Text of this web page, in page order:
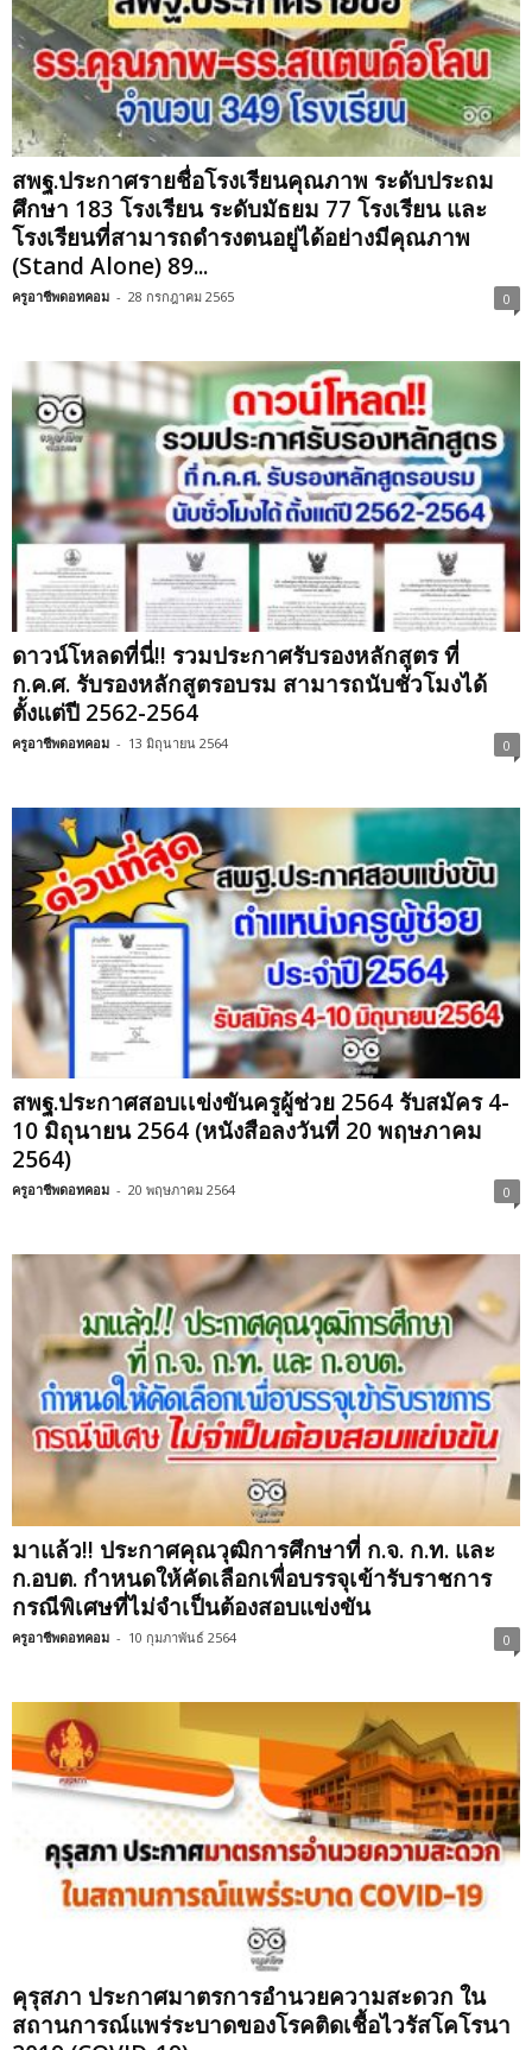
สพฐ.ประกาศรายชื่อโรงเรียนคุณภาพ ระดับประถม
ศึกษา 183 โรงเรียน ระดับมัธยม 77 โรงเรียน และ
โรงเรียนที่สามารถดำรงตนอยู่ได้อย่างมีคุณภาพ
(Stand Alone) 89...
ครูอาชีพดอทคอม - 28 กรกฎาคม 2565 0
ดาวน์โหลดที่นี่!! รวมประกาศรับรองหลักสูตร ที่
ก.ค.ศ. รับรองหลักสูตรอบรม สามารถนับชั่วโมงได้
ตั้งแต่ปี 2562-2564
ครูอาชีพดอทคอม - 13 มิถุนายน 2564 0
สพฐ.ประกาศสอบเเข่งขันครูผู้ช่วย 2564 รับสมัคร 4-
10 มิถุนายน 2564 (หนังสือลงวันที่ 20 พฤษภาคม
2564)
ครูอาชีพดอทคอม - 20 พฤษภาคม 2564 0
มาแล้ว!! ประกาศคุณวุฒิ​การศึกษา​ที่​ ก.จ.​ ก.ท.​ และ​
ก.อบต.​ กำหนดให้คัดเลือกเพื่อบรรจุ​เข้ารับราชการ
กรณีพิเศษ​ที่ไม่จำเป็นต้องสอบแข่งขัน
ครูอาชีพดอทคอม - 10 กุมภาพันธ์ 2564 0
คุรุสภา ประกาศมาตรการอำนวยความสะดวก ใน
สถานการณ์แพร่ระบาดของโรคติดเชื้อไวรัสโคโรนา